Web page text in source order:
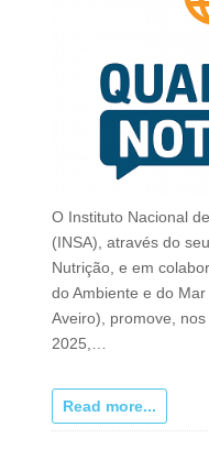
O Instituto Nacional
(INSA), através do
Nutrição, e em
do Ambiente e do
Aveiro), promove,
2025,…
Read more...